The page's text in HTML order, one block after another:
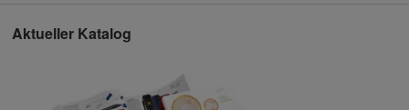
Aktueller Katalog